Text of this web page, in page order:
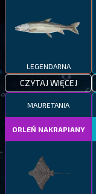
LEGENDARNA
CZYTAJ WIĘCEJ
MAURETANIA
ORLEŃ NAKRAPIANY